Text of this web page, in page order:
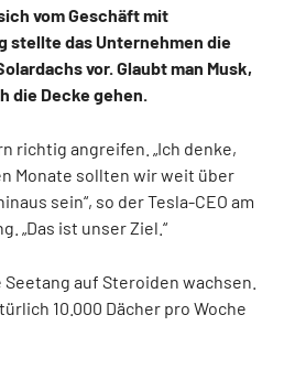
vom Geschäft mit
stellte das Unternehmen die
vor. Glaubt man Musk,
die Decke gehen.
richtig angreifen. „Ich denke,
Monate sollten wir weit über
sein“, so der Tesla-CEO am
„Das ist unser Ziel.“
Seetang auf Steroiden wachsen.
10.000 Dächer pro Woche